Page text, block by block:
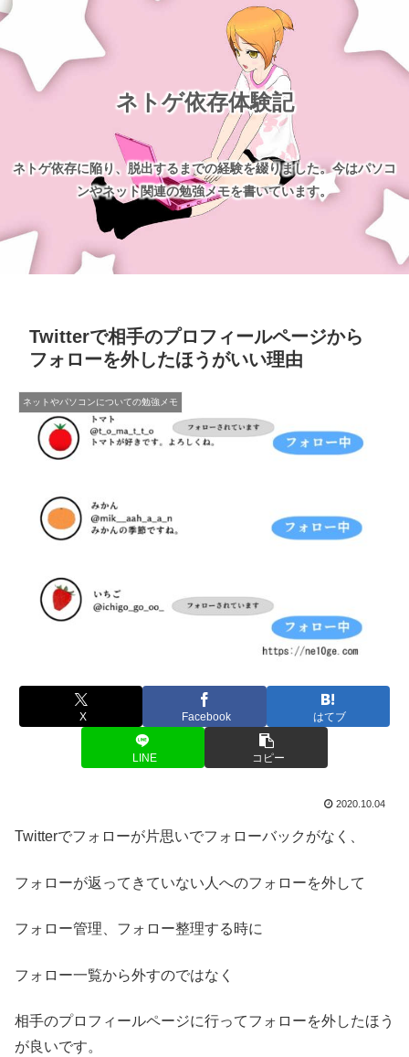
ネトゲ依存体験記
ネトゲ依存に陥り、脱出するまでの経験を綴りました。今はパソコ
ンやネット関連の勉強メモを書いています。
Twitterで相手のプロフィールページから
フォローを外したほうがいい理由
ネットやパソコンについての勉強メモ
X Facebook はてブ
LINE コピー
2020.10.04
Twitterでフォローが片思いでフォローバックがなく、
フォローが返ってきていない人へのフォローを外して
フォロー管理、フォロー整理する時に
フォロー一覧から外すのではなく
相手のプロフィールページに行ってフォローを外したほう
が良いです。